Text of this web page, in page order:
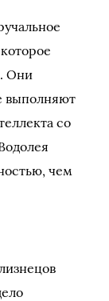
Они
выполняют
со
чем